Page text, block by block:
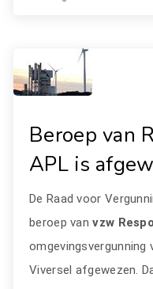
Beroep van
APL is
De Raad voor
beroep vanvzw
omgevingsvergunning
Viversel afgewezen.